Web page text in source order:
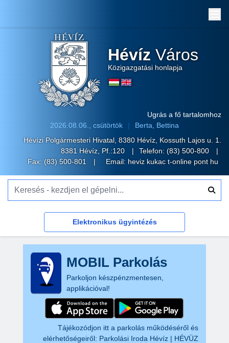
Hévíz Város
Közigazgatási honlapja
Ugrás a fő tartalomhoz
2026.08.06., csütörtök
Berta, Bettina
Hévízi Polgármesteri Hivatal, 8380 Hévíz, Kossuth Lajos u. 1.
8381 Hévíz, Pf.:120
Telefon: (83) 500-800
Fax: (83) 500-801
Email: heviz kukac t-online pont hu
Elektronikus ügyintézés
MOBIL Parkolás
Parkoljon készpénzmentesen,
applikációval!
Tájékozódjon itt a parkolás működéséről és
elérhetőségeiről: Parkolási Iroda Hévíz | HÉVÜZ